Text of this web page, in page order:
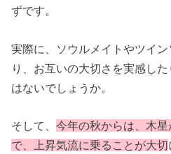
ずです。
実際に、ソウルメイトやツイ
り、お互いの大切さを実感し
はないでしょうか。
そして、今年の秋からは、木
で、上昇気流に乗ることが大切